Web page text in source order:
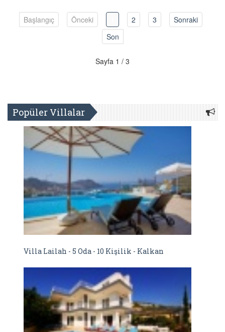
Başlangıç Önceki 2 3
Sonraki
Son
Sayfa 1 / 3
Popüler Villalar
Villa Lailah - 5 Oda - 10 Kişilik - Kalkan